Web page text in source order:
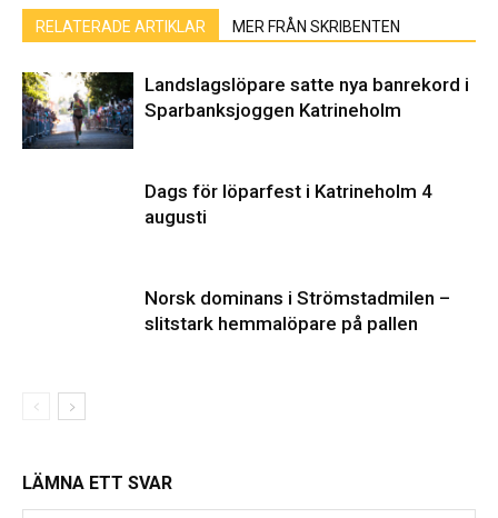
RELATERADE ARTIKLAR MER FRÅN SKRIBENTEN
Landslagslöpare satte nya banrekord i
Sparbanksjoggen Katrineholm
Dags för löparfest i Katrineholm 4
augusti
Norsk dominans i Strömstadmilen –
slitstark hemmalöpare på pallen
LÄMNA ETT SVAR